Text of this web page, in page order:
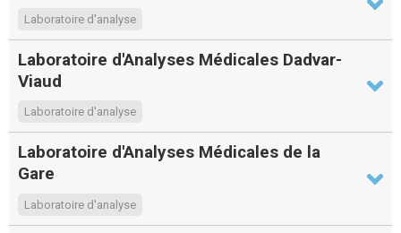
Laboratoire d'analyse
Laboratoire d'Analyses Médicales Dadvar-
Viaud
Laboratoire d'analyse
Laboratoire d'Analyses Médicales de la
Gare
Laboratoire d'analyse